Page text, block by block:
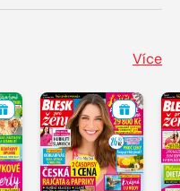
Více